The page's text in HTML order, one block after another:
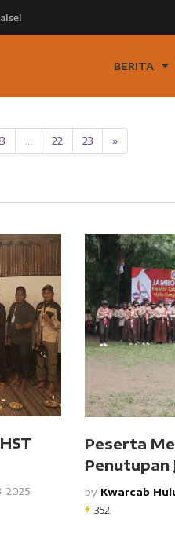
BERITA
8 22 23 »
2025
Peserta
Penutupan
by Kwarcab
352